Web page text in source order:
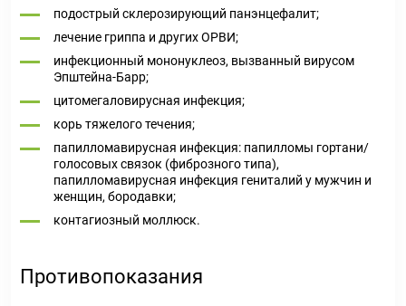
подострый склерозирующий панэнцефалит;
лечение гриппа и других ОРВИ;
инфекционный мононуклеоз, вызванный вирусом
Эпштейна-Барр;
цитомегаловирусная инфекция;
корь тяжелого течения;
папилломавирусная инфекция: папилломы гортани/
голосовых связок (фиброзного типа),
папилломавирусная инфекция гениталий у мужчин и
женщин, бородавки;
контагиозный моллюск.
Противопоказания